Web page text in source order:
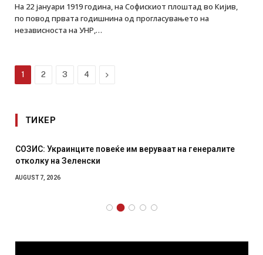
На 22 јануари 1919 година, на Софискиот плоштад во Кијив,
по повод првата годишнина од прогласувањето на
независноста на УНР,…
1 2 3 4 Next
ТИКЕР
СОЗИС: Украинците повеќе им веруваат на генералите
отколку на Зеленски
AUGUST 7, 2026